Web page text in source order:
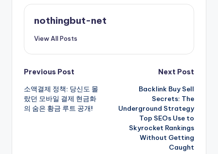
nothingbut-net
View All Posts
Post
navigation
Previous Post
소액결제 정책: 당신도 몰
랐던 모바일 결제 현금화
의 숨은 황금 루트 공개!
Next Post
Backlink Buy Sell
Secrets: The
Underground Strategy
Top SEOs Use to
Skyrocket Rankings
Without Getting
Caught